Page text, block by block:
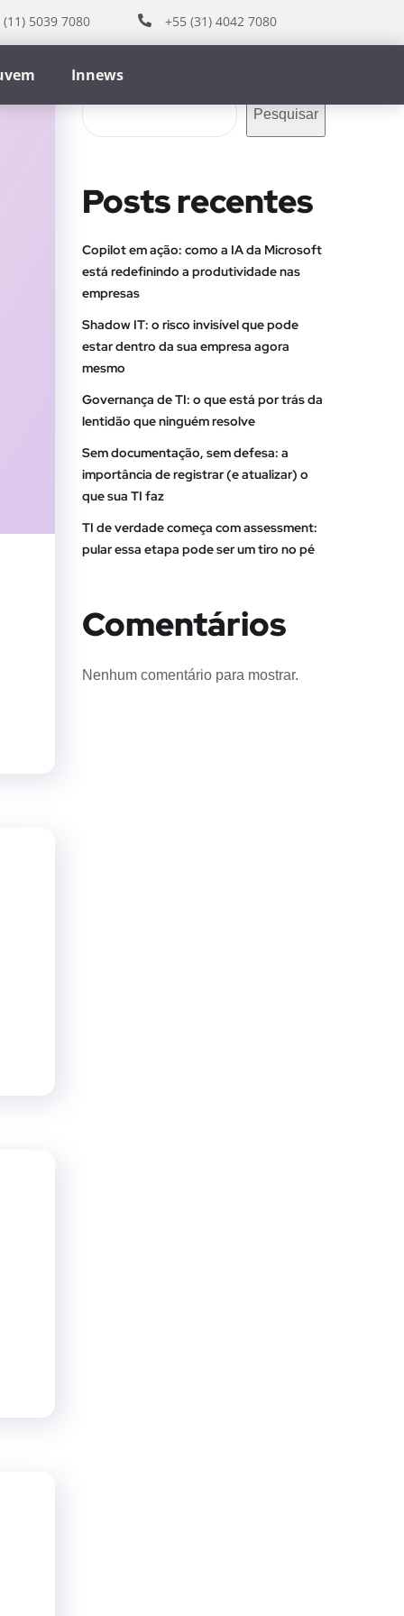
(11) 5039 7080 +55 (31) 4042 7080
Innews
Pesquisar
Pesquisar
Posts recentes
Copilot em ação: como a IA da Microsoft
está redefinindo a produtividade nas
empresas
Shadow IT: o risco invisível que pode
estar dentro da sua empresa agora
mesmo
Governança de TI: o que está por trás da
lentidão que ninguém resolve
Sem documentação, sem defesa: a
importância de registrar (e atualizar) o
que sua TI faz
TI de verdade começa com assessment:
pular essa etapa pode ser um tiro no pé
Comentários
Nenhum comentário para mostrar.